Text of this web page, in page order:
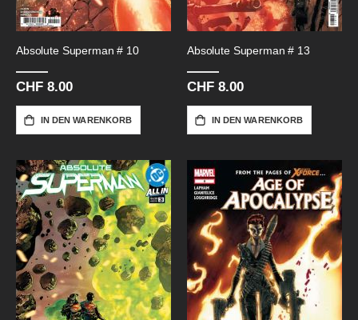
Absolute Superman # 10
CHF 8.00
IN DEN WARENKORB
Absolute Superman # 13
CHF 8.00
IN DEN WARENKORB